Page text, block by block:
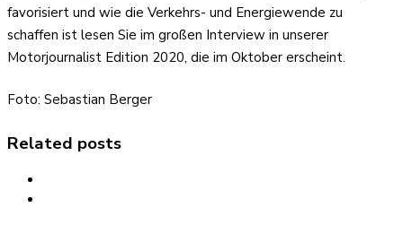
favorisiert und wie die Verkehrs- und Energiewende zu
schaffen ist lesen Sie im großen Interview in unserer
Motorjournalist Edition 2020, die im Oktober erscheint.
Foto: Sebastian Berger
Related posts